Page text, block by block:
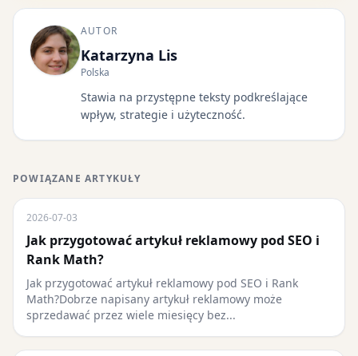
AUTOR
Katarzyna Lis
Polska
Stawia na przystępne teksty podkreślające
wpływ, strategie i użyteczność.
POWIĄZANE ARTYKUŁY
2026-07-03
Jak przygotować artykuł reklamowy pod SEO i
Rank Math?
Jak przygotować artykuł reklamowy pod SEO i Rank
Math?Dobrze napisany artykuł reklamowy może
sprzedawać przez wiele miesięcy bez...